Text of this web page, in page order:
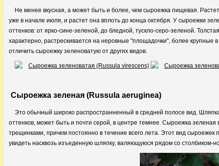
Не менее вкусная, а может быть и более, чем сыроежка пищевая.
уже в начале июля, и растет она вплоть до конца октября. У сыроежки
оттенков: от ярко-сине-зеленой, до бледной, тускло-серо-зеленой.
характерно, растрескивается на неровные "площадочки", более
отличить сыроежку зеленоватую от других видов.
Сыроежка зеленая (Russula aeruginea)
Это обычный широко распространненный в средней полосе вид.
оттенков, может быть и почти серой, в центре темнее. Сыроежка зеленая
трещинками, причем постоянно в течение всего лета. Этот вид
увидеть насквозь изъеденную шляпку, валяющуюся рядом со столбиком-